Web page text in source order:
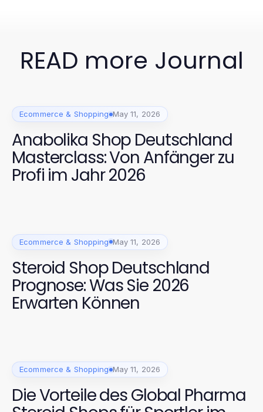
READ more Journal
Ecommerce & Shopping May 11, 2026
Anabolika Shop Deutschland
Masterclass: Von Anfänger zu
Profi im Jahr 2026
Ecommerce & Shopping May 11, 2026
Steroid Shop Deutschland
Prognose: Was Sie 2026
Erwarten Können
Ecommerce & Shopping May 11, 2026
Die Vorteile des Global Pharma